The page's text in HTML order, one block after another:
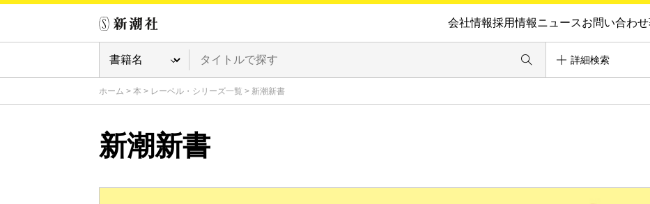
会社情報採用情報ニュースお問い合わせ
詳細検索
ホーム > 本 > レーベル・シリーズ一覧 > 新潮新書
新潮新書